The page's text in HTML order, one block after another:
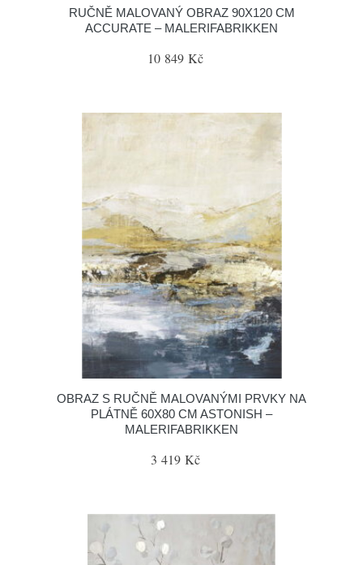
RUČNĚ MALOVANÝ OBRAZ 90X120 CM
ACCURATE – MALERIFABRIKKEN
10 849 Kč
OBRAZ S RUČNĚ MALOVANÝMI PRVKY NA
PLÁTNĚ 60X80 CM ASTONISH –
MALERIFABRIKKEN
3 419 Kč